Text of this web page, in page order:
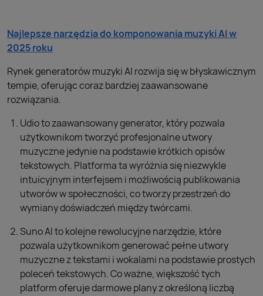
Najlepsze narzędzia do komponowania muzyki AI w
2025 roku
Rynek generatorów muzyki AI rozwija się w błyskawicznym
tempie, oferując coraz bardziej zaawansowane
rozwiązania.
Udio to zaawansowany generator, który pozwala
użytkownikom tworzyć profesjonalne utwory
muzyczne jedynie na podstawie krótkich opisów
tekstowych. Platforma ta wyróżnia się niezwykle
intuicyjnym interfejsem i możliwością publikowania
utworów w społeczności, co tworzy przestrzeń do
wymiany doświadczeń między twórcami.
Suno AI to kolejne rewolucyjne narzędzie, które
pozwala użytkownikom generować pełne utwory
muzyczne z tekstami i wokalami na podstawie prostych
poleceń tekstowych. Co ważne, większość tych
platform oferuje darmowe plany z określoną liczbą